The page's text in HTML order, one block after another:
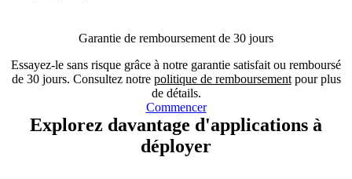
Garantie de remboursement de 30 jours
Essayez-le sans risque grâce à notre garantie satisfait ou remboursé
de 30 jours. Consultez notre politique de remboursementpour plus
de détails.
Commencer
Explorez davantage d'applications à
déployer